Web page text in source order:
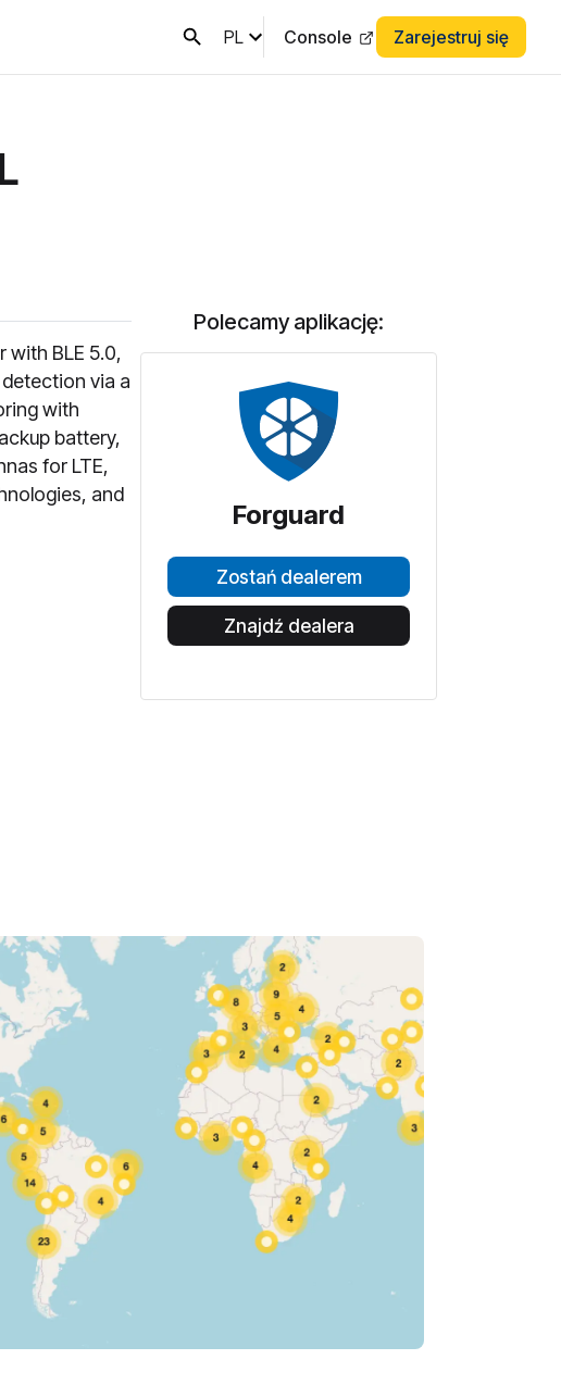
PL Console Zarejestruj się
with BLE 5.0,
via a
with
battery,
for LTE,
and
Polecamy aplikację:
Forguard
Zostań dealerem
Znajdź dealera